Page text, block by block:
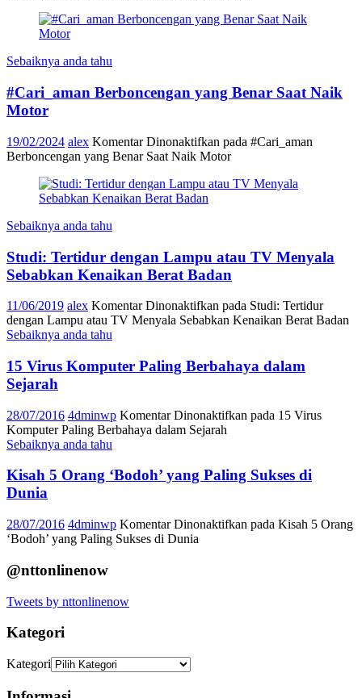
Sebaiknya anda tahu
#Cari_aman Berboncengan yang Benar Saat Naik
Motor
19/02/2024 alex Komentar Dinonaktifkan pada #Cari_aman
Berboncengan yang Benar Saat Naik Motor
Sebaiknya anda tahu
Studi: Tertidur dengan Lampu atau TV Menyala
Sebabkan Kenaikan Berat Badan
11/06/2019 alex Komentar Dinonaktifkan pada Studi: Tertidur
dengan Lampu atau TV Menyala Sebabkan Kenaikan Berat Badan
Sebaiknya anda tahu
15 Virus Komputer Paling Berbahaya dalam
Sejarah
28/07/2016 4dminwp Komentar Dinonaktifkan pada 15 Virus
Komputer Paling Berbahaya dalam Sejarah
Sebaiknya anda tahu
Kisah 5 Orang ‘Bodoh’ yang Paling Sukses di
Dunia
28/07/2016 4dminwp Komentar Dinonaktifkan pada Kisah 5 Orang
‘Bodoh’ yang Paling Sukses di Dunia
@nttonlinenow
Tweets by nttonlinenow
Kategori
Kategori